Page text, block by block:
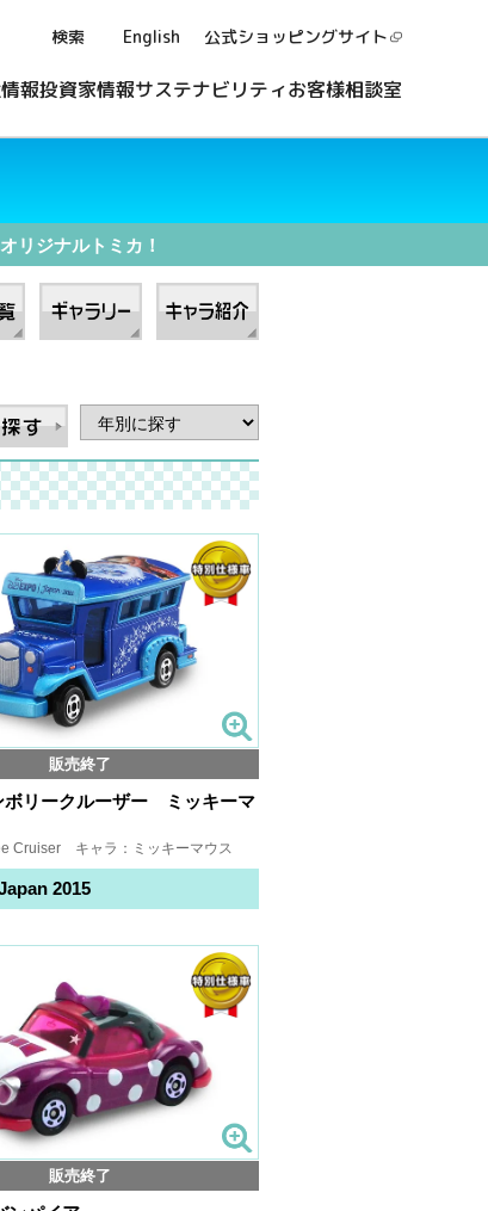
検索 English 公式ショッピングサイト
報投資家情報サステナビリティお客様相談室
リジナルトミカ！
販売終了
リークルーザー ミッキーマ
Cruiser キャラ：ミッキーマウス
2015
販売終了